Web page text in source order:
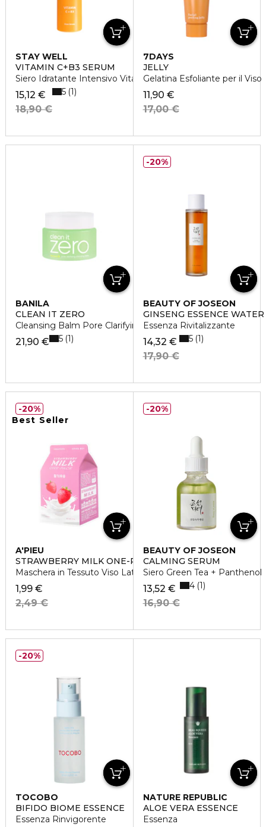
STAY WELL
VITAMIN C+B3 SERUM
Siero Idratante Intensivo Vitamina C
15,12 €
18,90 €
5 1
7DAYS
JELLY
Gelatina Esfoliante per il Viso
11,90 €
17,00 €
BANILA
CLEAN IT ZERO
Cleansing Balm Pore Clarifying
21,90 € 5 1
BEAUTY OF JOSEON
GINSENG ESSENCE WATER
Essenza Rivitalizzante
14,32 €
17,90 €
5 1
20%
Best Seller
A'PIEU
STRAWBERRY MILK ONE-PACK
Maschera in Tessuto Viso Latte e Fragola
1,99 €
2,49 €
20%
BEAUTY OF JOSEON
CALMING SERUM
Siero Green Tea + Panthenol
13,52 €
16,90 €
4 1
20%
TOCOBO
BIFIDO BIOME ESSENCE
Essenza Rinvigorente
20%
NATURE REPUBLIC
ALOE VERA ESSENCE
Essenza